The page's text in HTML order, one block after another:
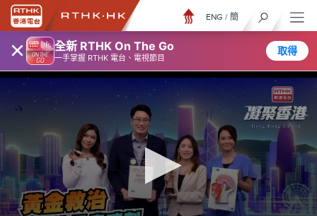
× 全新 RTHK On The Go
一手掌握 RTHK 電台、電視節目
取得
ENG / 簡